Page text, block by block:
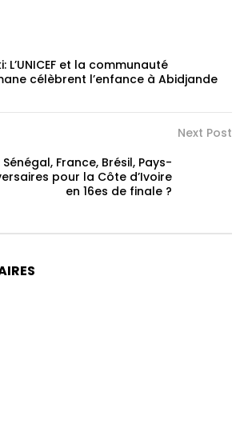
L’UNICEF et la communauté
célèbrent l’enfance à Abidjande
Next Post
France, Brésil, Pays-
pour la Côte d’Ivoire
en 16es de finale ?